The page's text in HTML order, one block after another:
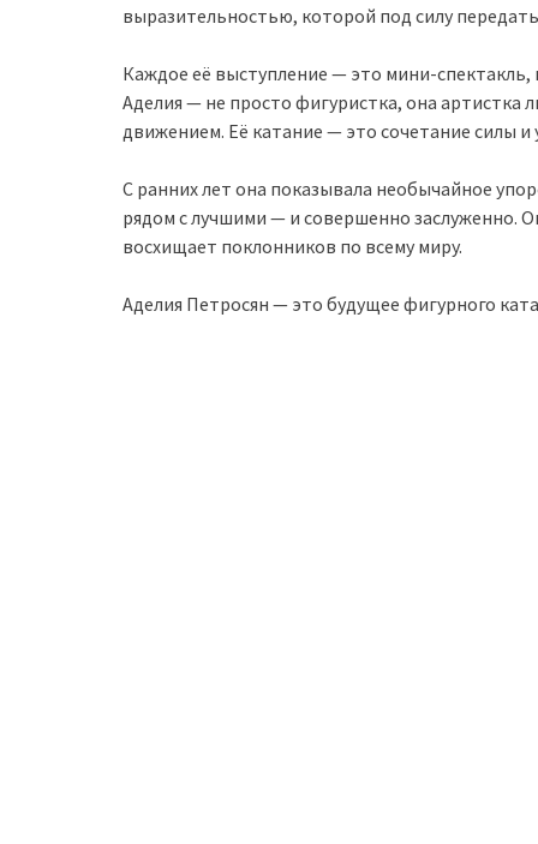
выразительностью, которой под силу
Каждое её выступление — это мини-спектакль,
Аделия — не просто фигуристка, она артистка
движением. Её катание — это сочетание силы
С ранних лет она показывала необычайное
рядом с лучшими — и совершенно заслуженно.
восхищает поклонников по всему миру.
Аделия Петросян — это будущее фигурного